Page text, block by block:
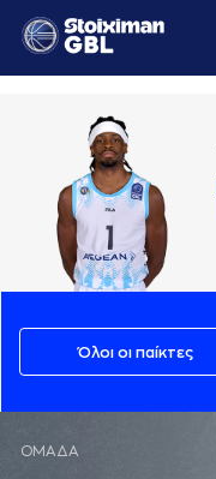
Όλοι οι παίκτες
ΟΜΑΔΑ